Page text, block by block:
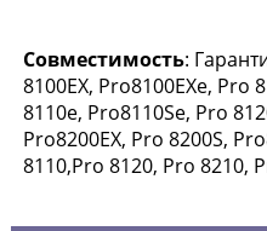
Совместимость:
8100EX, Pro8100EXe, Pro
8110e, Pro8110Se, Pro
Pro8200EX, Pro 8200S,
8110,Pro 8120, Pro 8210,